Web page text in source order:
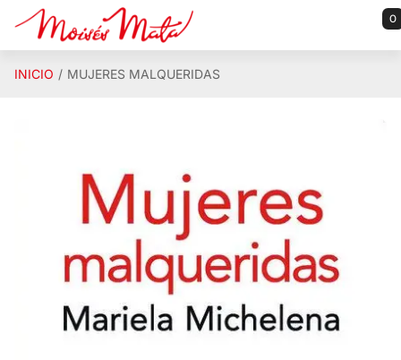
Saltar al contenido principal 0
INICIO MUJERES MALQUERIDAS